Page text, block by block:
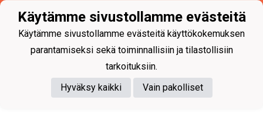
Powered by
Käytämme sivustollamme evästeitä
Käytämme sivustollamme evästeitä käyttökokemuksen
parantamiseksi sekä toiminnallisiin ja tilastollisiin
tarkoituksiin.
Hyväksy kaikki
Vain pakolliset